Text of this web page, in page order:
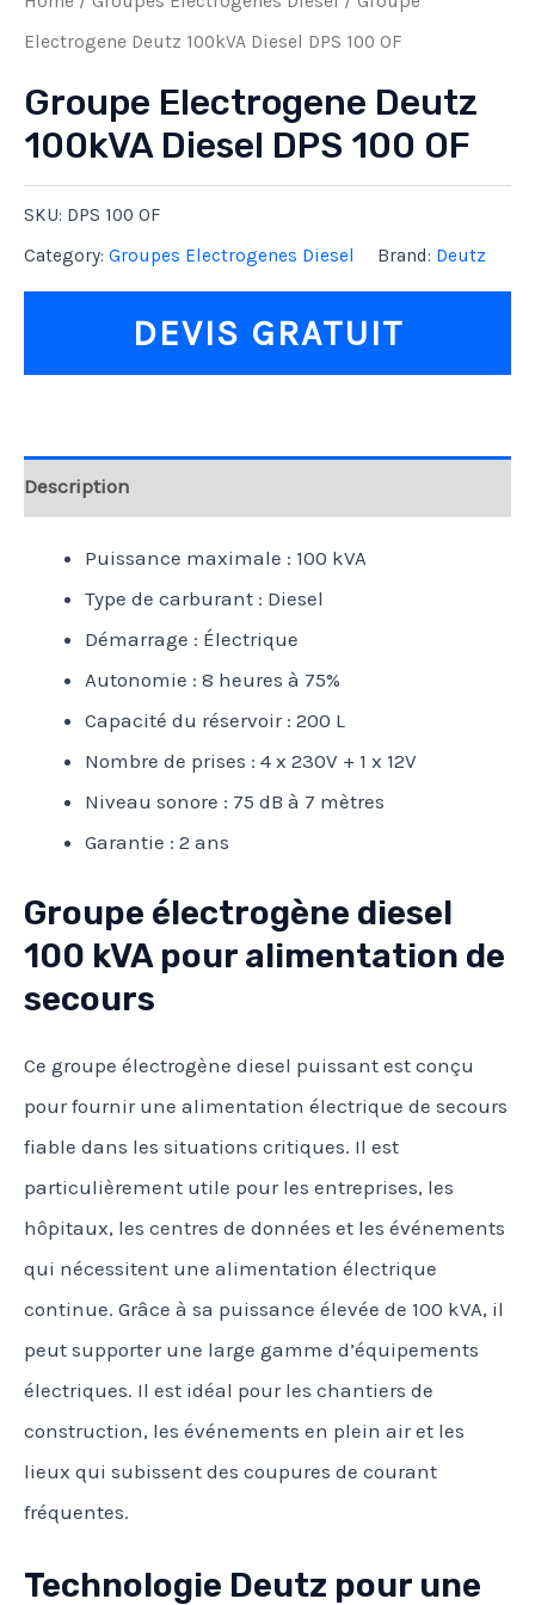
Electrogene Deutz 100kVA Diesel DPS 100 OF
Groupe Electrogene Deutz
100kVA Diesel DPS 100 OF
SKU: DPS 100 OF
Category: Groupes Electrogenes Diesel Brand: Deutz
DEVIS GRATUIT
Description
Puissance maximale : 100 kVA
Type de carburant : Diesel
Démarrage : Électrique
Autonomie : 8 heures à 75%
Capacité du réservoir : 200 L
Nombre de prises : 4 x 230V + 1 x 12V
Niveau sonore : 75 dB à 7 mètres
Garantie : 2 ans
Groupe électrogène diesel
100 kVA pour alimentation de
secours
Ce groupe électrogène diesel puissant est conçu
pour fournir une alimentation électrique de secours
fiable dans les situations critiques. Il est
particulièrement utile pour les entreprises, les
hôpitaux, les centres de données et les événements
qui nécessitent une alimentation électrique
continue. Grâce à sa puissance élevée de 100 kVA, il
peut supporter une large gamme d’équipements
électriques. Il est idéal pour les chantiers de
construction, les événements en plein air et les
lieux qui subissent des coupures de courant
fréquentes.
Technologie Deutz pour une